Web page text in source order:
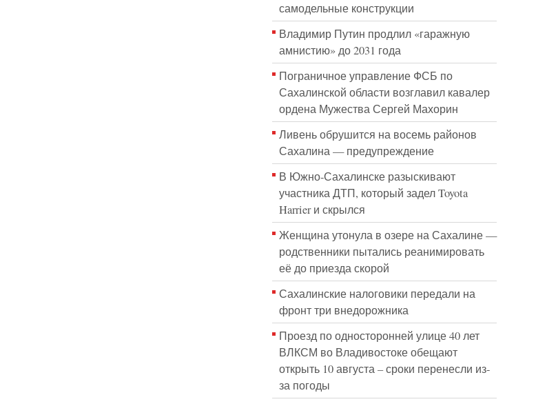
самодельные конструкции
Владимир Путин продлил «гаражную
амнистию» до 2031 года
Пограничное управление ФСБ по
Сахалинской области возглавил кавалер
ордена Мужества Сергей Махорин
Ливень обрушится на восемь районов
Сахалина — предупреждение
В Южно-Сахалинске разыскивают
участника ДТП, который задел Toyota
Harrier и скрылся
Женщина утонула в озере на Сахалине —
родственники пытались реанимировать
её до приезда скорой
Сахалинские налоговики передали на
фронт три внедорожника
Проезд по односторонней улице 40 лет
ВЛКСМ во Владивостоке обещают
открыть 10 августа – сроки перенесли из-
за погоды